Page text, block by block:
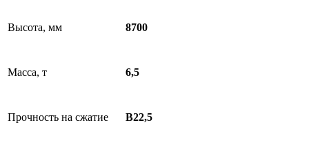
Высота, мм 8700
Масса, т 6,5
Прочность на сжатие В22,5